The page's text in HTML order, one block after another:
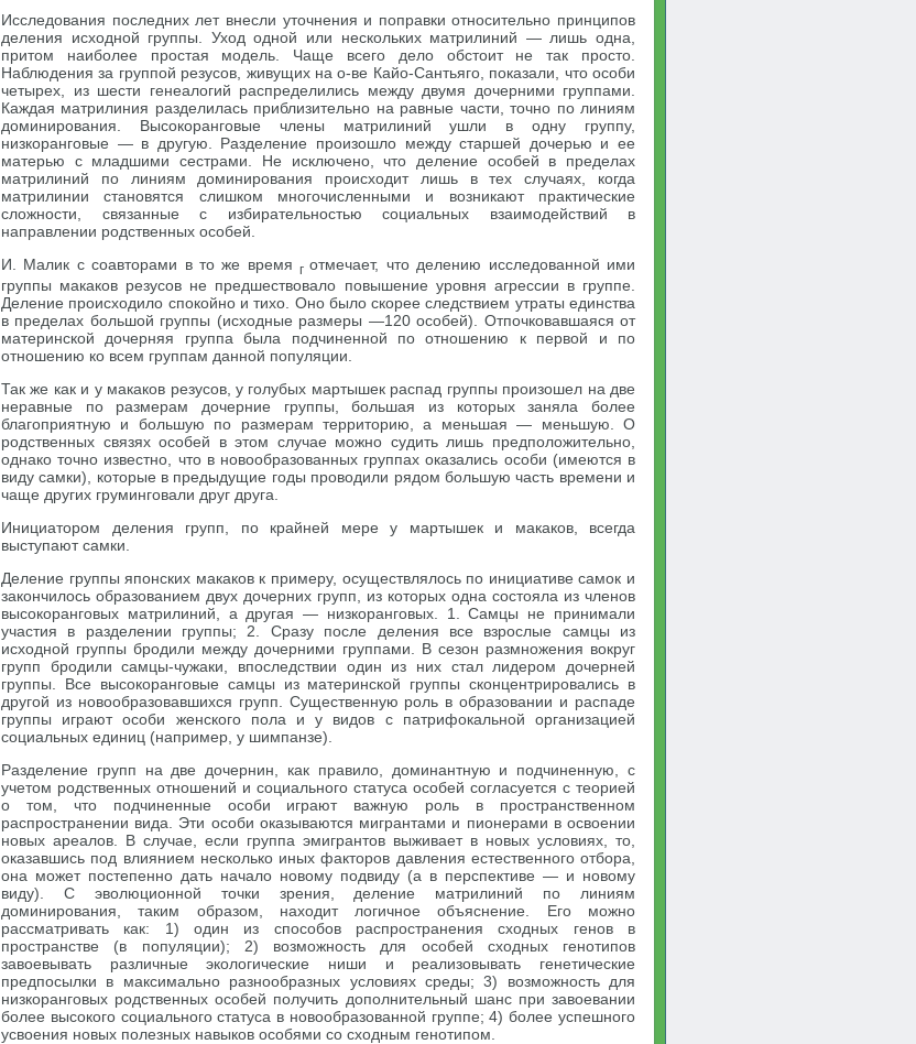
Исследования последних лет внесли уточнения и поправки относительно принципов
деления исходной группы. Уход одной или нескольких матрилиний — лишь одна,
притом наиболее простая модель. Чаще всего дело обстоит не так просто.
Наблюдения за группой резусов, живущих на о-ве Кайо-Сантьяго, показали, что особи
четырех, из шести генеалогий распределились между двумя дочерними группами.
Каждая матрилиния разделилась приблизительно на равные части, точно по линиям
доминирования. Высокоранговые члены матрилиний ушли в одну группу,
низкоранговые — в другую. Разделение произошло между старшей дочерью и ее
матерью с младшими сестрами. Не исключено, что деление особей в пределах
матрилиний по линиям доминирования происходит лишь в тех случаях, когда
матрилинии становятся слишком многочисленными и возникают практические
сложности, связанные с избирательностью социальных взаимодействий в
направлении родственных особей.
И. Малик с соавторами в то же времяготмечает, что делению исследованной ими
группы макаков резусов не предшествовало повышение уровня агрессии в группе.
Деление происходило спокойно и тихо. Оно было скорее следствием утраты единства
в пределах большой группы (исходные размеры —120 особей). Отпочковавшаяся от
материнской дочерняя группа была подчиненной по отношению к первой и по
отношению ко всем группам данной популяции.
Так же как и у макаков резусов, у голубых мартышек распад группы произошел на две
неравные по размерам дочерние группы, большая из которых заняла более
благоприятную и большую по размерам территорию, а меньшая — меньшую. О
родственных связях особей в этом случае можно судить лишь предположительно,
однако точно известно, что в новообразованных группах оказались особи (имеются в
виду самки), которые в предыдущие годы проводили рядом большую часть времени и
чаще других груминговали друг друга.
Инициатором деления групп, по крайней мере у мартышек и макаков, всегда
выступают самки.
Деление группы японских макаков к примеру, осуществлялось по инициативе самок и
закончилось образованием двух дочерних групп, из которых одна состояла из членов
высокоранговых матрилиний, а другая — низкоранговых. 1. Самцы не принимали
участия в разделении группы; 2. Сразу после деления все взрослые самцы из
исходной группы бродили между дочерними группами. В сезон размножения вокруг
групп бродили самцы-чужаки, впоследствии один из них стал лидером дочерней
группы. Все высокоранговые самцы из материнской группы сконцентрировались в
другой из новообразовавшихся групп. Существенную роль в образовании и распаде
группы играют особи женского пола и у видов с патрифокальной организацией
социальных единиц (например, у шимпанзе).
Разделение групп на две дочернин, как правило, доминантную и подчиненную, с
учетом родственных отношений и социального статуса особей согласуется с теорией
о том, что подчиненные особи играют важную роль в пространственном
распространении вида. Эти особи оказываются мигрантами и пионерами в освоении
новых ареалов. В случае, если группа эмигрантов выживает в новых условиях, то,
оказавшись под влиянием несколько иных факторов давления естественного отбора,
она может постепенно дать начало новому подвиду (а в перспективе — и новому
виду). С эволюционной точки зрения, деление матрилиний по линиям
доминирования, таким образом, находит логичное объяснение. Его можно
рассматривать как: 1) один из способов распространения сходных генов в
пространстве (в популяции); 2) возможность для особей сходных генотипов
завоевывать различные экологические ниши и реализовывать генетические
предпосылки в максимально разнообразных условиях среды; 3) возможность для
низкоранговых родственных особей получить дополнительный шанс при завоевании
более высокого социального статуса в новообразованной группе; 4) более успешного
усвоения новых полезных навыков особями со сходным генотипом.